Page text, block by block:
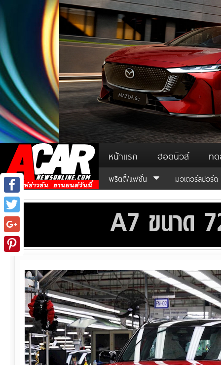
หน้าแรก ฮอตนิวส์ ท
พริตตี้/แฟชั่น มอเตอร์สปอร์ต
Facebook
Twitter
Google+